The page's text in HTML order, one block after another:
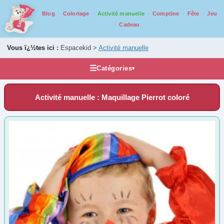
Blog Coloriage Activité manuelle Comptine Fête
Jeu
Cadeau
Vous ï¿½tes ici : Espacekid > Activité manuelle
☰Catégories▾
Activités manuelles
Bricolage par âge
De 0 ans à 2 ans(33)
De 9 ans à 13 ans(143)
De 14 ans à 17 ans (85)
Tout au long de l'année
1er Avril (9)
1er Mai(7)
Activité manuelle : Maquillage Pierrot coloré